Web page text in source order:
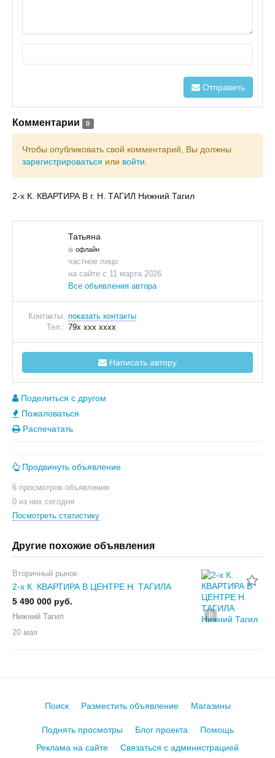
Отправить
Комментарии 0
Чтобы опубликовать свой комментарий, Вы должны
зарегистрироваться или войти
2-х К. КВАРТИРА В г. Н. ТАГИЛ Нижний Тагил
Татьяна
офлайн
частное лицо
на сайте с 11 марта 2026
Все объявления автора
Контакты: показать контакты
Тел.: 79x xxx xxxx
Написать автору
Поделиться с другом
Пожаловаться
Распечатать
Продвинуть объявление
6 просмотров объявления
0 из них сегодня
Посмотреть статистику
Другие похожие объявления
8
Вторичный рынок
2-х К. КВАРТИРА В ЦЕНТРЕ Н. ТАГИЛА
5 490 000 руб.
Нижний Тагил
20 мая
Поиск Разместить объявление Магазины
Поднять просмотры Блог проекта
Помощь
Реклама на сайте
Связаться с администрацией